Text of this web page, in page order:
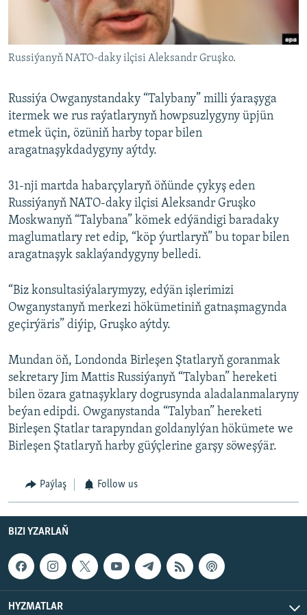
Russiýanyň NATO-daky ilçisi Aleksandr Gruşko.
Russiýa Owganystandaky “Talybany” milli ýaraşyga
itermek we rus raýatlarynyň howpsuzlygyny üpjün
etmek üçin, özüniň harby topar bilen
aragatnaşykdadygyny aýtdy.
31-nji martda habarçylaryň öňünde çykyş eden
Russiýanyň NATO-daky ilçisi Aleksandr Gruşko
Moskwanyň “Talybana” kömek edýändigi baradaky
maglumatlary ret edip, “köp ýurtlaryň” bu topar bilen
aragatnaşyk saklaýandygyny belledi.
“Biz konsultasiýalarymyzy, edýän işlerimizi
Owganystanyň merkezi hökümetiniň gatnaşmagynda
geçirýäris” diýip, Gruşko aýtdy.
Mundan öň, Londonda Birleşen Ştatlaryň goranmak
sekretary Jim Mattis Russiýanyň “Talyban” hereketi
bilen özara gatnaşyklary dogrusynda aladalanmalaryny
beýan edipdi. Owganystanda “Talyban” hereketi
Birleşen Ştatlar tarapyndan goldanylýan hökümete we
Birleşen Ştatlaryň harby güýçlerine garşy söweşýär.
Paýlaş Follow us
BIZI YZARLAŇ
HYZMATLAR